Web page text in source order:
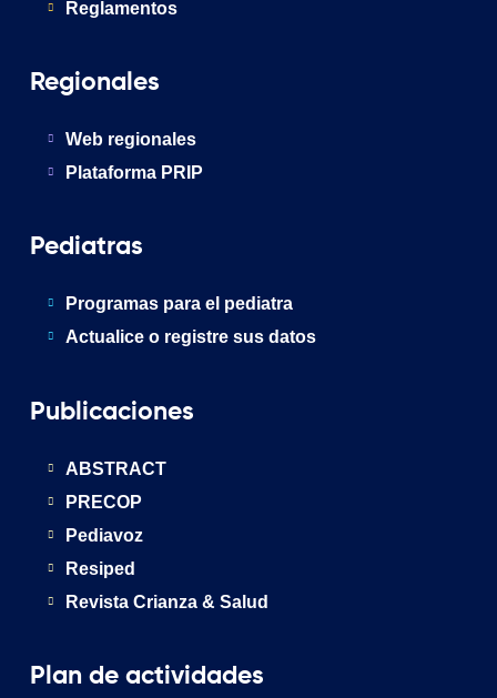
Reglamentos
Regionales
Web regionales
Plataforma PRIP
Pediatras
Programas para el pediatra
Actualice o registre sus datos
Publicaciones
ABSTRACT
PRECOP
Pediavoz
Resiped
Revista Crianza & Salud
Plan de actividades